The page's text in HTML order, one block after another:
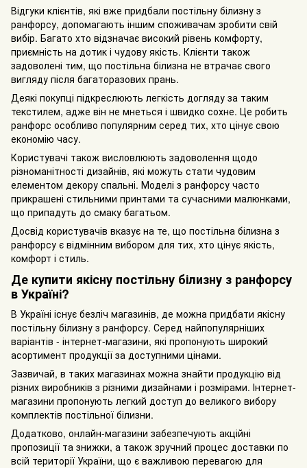
Відгуки клієнтів, які вже придбали постільну білизну з
ранфорсу, допомагають іншим споживачам зробити свій
вибір. Багато хто відзначає високий рівень комфорту,
приємність на дотик і чудову якість. Клієнти також
задоволені тим, що постільна білизна не втрачає свого
вигляду після багаторазових прань.
Деякі покупці підкреслюють легкість догляду за таким
текстилем, адже він не мнеться і швидко сохне. Це робить
ранфорс особливо популярним серед тих, хто цінує свою
економію часу.
Користувачі також висловлюють задоволення щодо
різноманітності дизайнів, які можуть стати чудовим
елементом декору спальні. Моделі з ранфорсу часто
прикрашені стильними принтами та сучасними малюнками,
що припадуть до смаку багатьом.
Досвід користувачів вказує на те, що постільна білизна з
ранфорсу є відмінним вибором для тих, хто цінує якість,
комфорт і стиль.
Де купити якісну постільну білизну з ранфорсу
в Україні?
В Україні існує безліч магазинів, де можна придбати якісну
постільну білизну з ранфорсу. Серед найпопулярніших
варіантів - інтернет-магазини, які пропонують широкий
асортимент продукції за доступними цінами.
Зазвичай, в таких магазинах можна знайти продукцію від
різних виробників з різними дизайнами і розмірами. Інтернет-
магазини пропонують легкий доступ до великого вибору
комплектів постільної білизни.
Додатково, онлайн-магазини забезпечують акційні
пропозиції та знижки, а також зручний процес доставки по
всій території України, що є важливою перевагою для